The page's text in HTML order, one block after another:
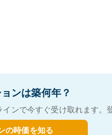
ンは築何年？
ンで今すぐ受け取れます。
の時価を知る